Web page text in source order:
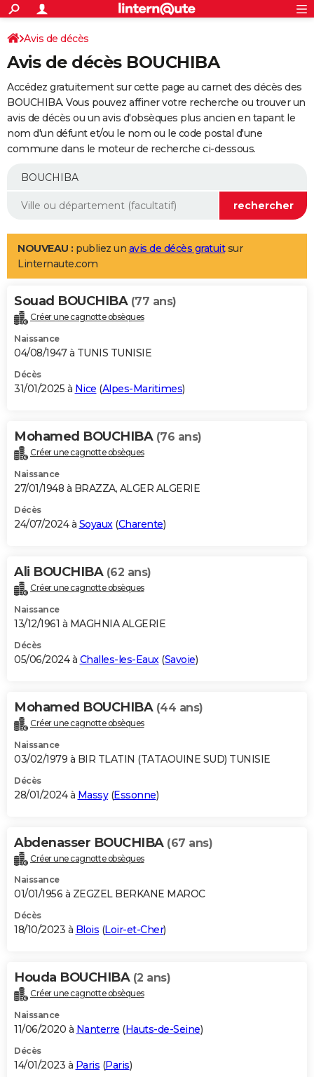
ACTUALITÉS
Politique
Société
Faits Divers
Education
Monde
Villes
+
SPORT
Coupe du monde 2026
Football
Tennis
Cyclisme
Rugby
Forum
Programme TV
TNT
Streaming
Cinéma
Sorties cinéma
Musique
+
FINANCE
Retraite
Epargne
Immobilier
Risques naturels par ville
Banque
Assurance
AUTO
Essais
Réserver un essai
Citadines
Berlines
SUV
Forum auto
+
Mobiles
Meilleur smartphone
Internet
Ordinateurs
Jeux vidéo
Guide high-tech
Aménagement intérieur
LIFESTYLE
Art de vivre
Bien-être
Loisirs
Mode
Modes de vie
Alimentation
Guide de la santé
Maladies
Médicaments
Sommeil
VOYAGE
Destinations
City break
Voyage nature
Voyage de noces
Forum
Climat
+PHOTO
GUIDES D'ACHAT
BONS PLANS
Carte de Noël
Carte Bonne année
Carte Saint-Valentin
Carte Pâques
Carte d'anniversaire
DICTIONNAIRE
Dictionnaire
Biographies
Citations
Expressions
Proverbes
PROGRAMME TV
S'inscrire
Se connecter
Lycées
Collèges
Primaires
Universités
Entreprises
Service militaire
Avis de recherche
AVIS DE DÉCÈS
Bricolage
Lifestyle
Culture
Sport
Auto
Television
Voyage
Cinema
Avis de décès
Avis de décès BOUCHIBA
Accédez gratuitement sur cette page au carnet des décès des
BOUCHIBA. Vous pouvez affiner votre recherche ou trouver un
avis de décès ou un avis d'obsèques plus ancien en tapant le
nom d'un défunt et/ou le nom ou le code postal d'une
commune dans le moteur de recherche ci-dessous.
NOUVEAU : publiez un avis de décès gratuitsur
Linternaute.com
Souad BOUCHIBA (77 ans)
Créer une cagnotte obsèques
Naissance
04/08/1947 à TUNIS TUNISIE
Décès
31/01/2025 à Nice (Alpes-Maritimes)
Mohamed BOUCHIBA (76 ans)
Créer une cagnotte obsèques
Naissance
27/01/1948 à BRAZZA, ALGER ALGERIE
Décès
24/07/2024 à Soyaux(Charente)
Ali BOUCHIBA (62 ans)
Créer une cagnotte obsèques
Naissance
13/12/1961 à MAGHNIA ALGERIE
Décès
05/06/2024 à Challes-les-Eaux(Savoie)
Mohamed BOUCHIBA (44 ans)
Créer une cagnotte obsèques
Naissance
03/02/1979 à BIR TLATIN (TATAOUINE SUD) TUNISIE
Décès
28/01/2024 à Massy(Essonne)
Abdenasser BOUCHIBA (67 ans)
Créer une cagnotte obsèques
Naissance
01/01/1956 à ZEGZEL BERKANE MAROC
Décès
18/10/2023 à Blois (Loir-et-Cher)
Houda BOUCHIBA (2 ans)
Créer une cagnotte obsèques
Naissance
11/06/2020 à Nanterre (Hauts-de-Seine)
Décès
14/01/2023 à Paris (Paris)